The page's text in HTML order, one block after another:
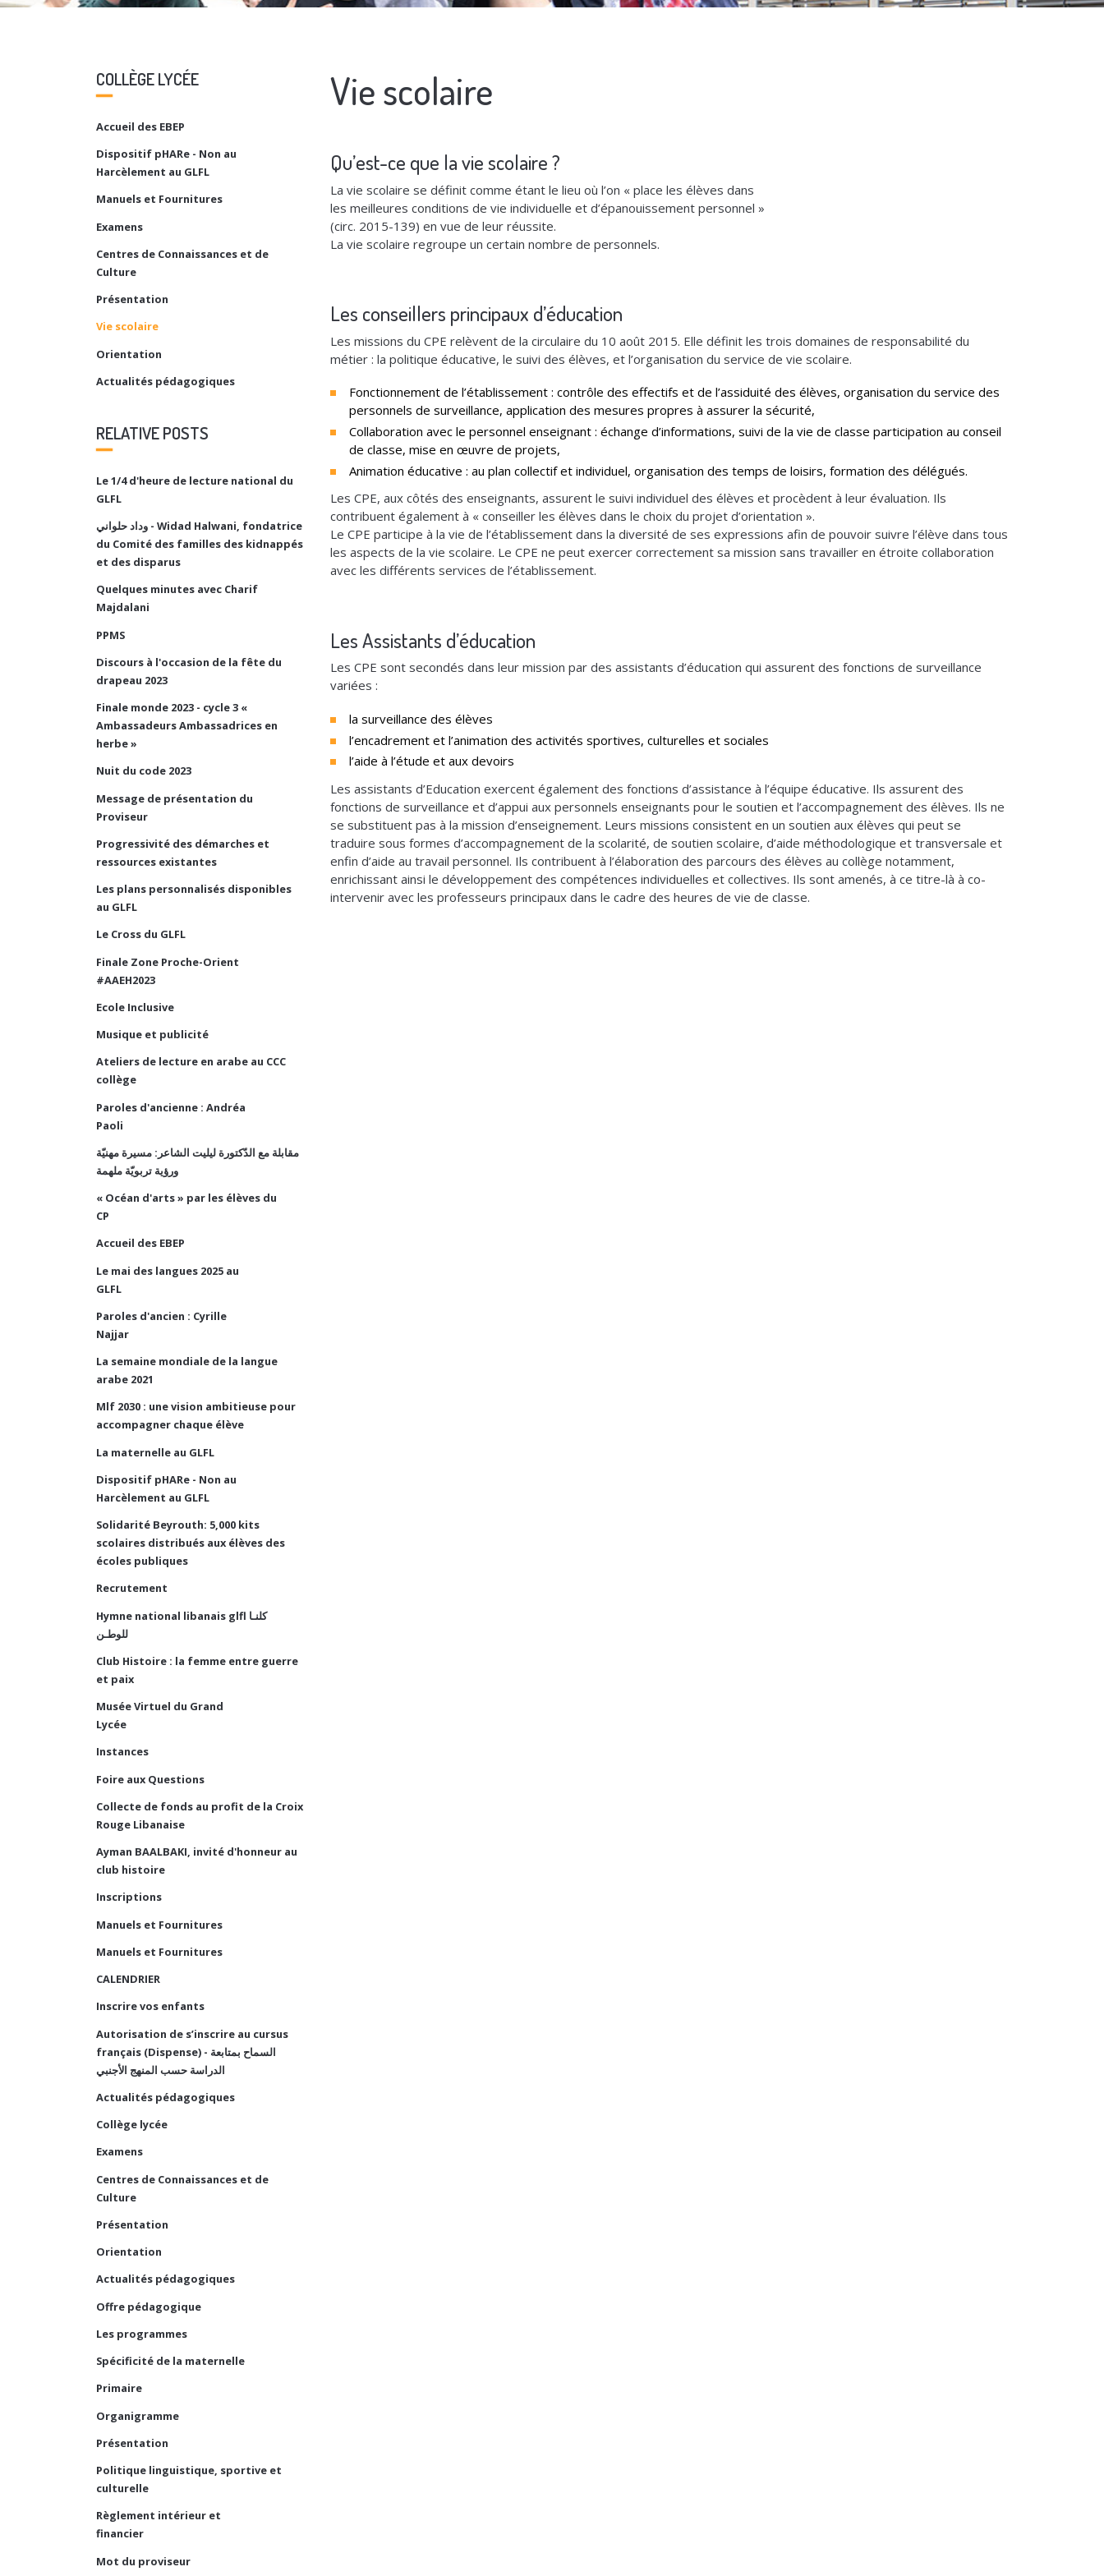
COLLÈGE LYCÉE
Accueil des EBEP
Dispositif pHARe - Non au
Harcèlement au GLFL
Manuels et Fournitures
Examens
Centres de Connaissances et de
Culture
Présentation
Vie scolaire
Orientation
Actualités pédagogiques
RELATIVE POSTS
Le 1/4 d'heure de lecture national du
GLFL
وداد حلواني - Widad Halwani, fondatrice
du Comité des familles des kidnappés
et des disparus
Quelques minutes avec Charif
Majdalani
PPMS
Discours à l'occasion de la fête du
drapeau 2023
Finale monde 2023 - cycle 3 «
Ambassadeurs Ambassadrices en
herbe »
Nuit du code 2023
Message de présentation du
Proviseur
Progressivité des démarches et
ressources existantes
Les plans personnalisés disponibles
au GLFL
Le Cross du GLFL
Finale Zone Proche-Orient
#AAEH2023
Ecole Inclusive
Musique et publicité
Ateliers de lecture en arabe au CCC
collège
Paroles d'ancienne : Andréa
Paoli
مقابلة مع الدّكتورة ليليت الشاعر: مسيرة مهنيّة
ورؤية تربويّة ملهمة
« Océan d'arts » par les élèves du
CP
Accueil des EBEP
Le mai des langues 2025 au
GLFL
Paroles d'ancien : Cyrille
Najjar
La semaine mondiale de la langue
arabe 2021
Mlf 2030 : une vision ambitieuse pour
accompagner chaque élève
La maternelle au GLFL
Dispositif pHARe - Non au
Harcèlement au GLFL
Solidarité Beyrouth: 5,000 kits
scolaires distribués aux élèves des
écoles publiques
Recrutement
Hymne national libanais glfl كلنـا
للوطـن
Club Histoire : la femme entre guerre
et paix
Musée Virtuel du Grand
Lycée
Instances
Foire aux Questions
Collecte de fonds au profit de la Croix
Rouge Libanaise
Ayman BAALBAKI, invité d'honneur au
club histoire
Inscriptions
Manuels et Fournitures
Manuels et Fournitures
CALENDRIER
Inscrire vos enfants
Autorisation de s’inscrire au cursus
français (Dispense) - السماح بمتابعة
الدراسة حسب المنهج الأجنبي
Actualités pédagogiques
Collège lycée
Examens
Centres de Connaissances et de
Culture
Présentation
Orientation
Actualités pédagogiques
Offre pédagogique
Les programmes
Spécificité de la maternelle
Primaire
Organigramme
Présentation
Politique linguistique, sportive et
culturelle
Règlement intérieur et
financier
Mot du proviseur
Vie scolaire
Qu’est-ce que la vie scolaire ?
La vie scolaire se définit comme étant le lieu où l’on « place les élèves dans
les meilleures conditions de vie individuelle et d’épanouissement personnel »
(circ. 2015-139) en vue de leur réussite.
La vie scolaire regroupe un certain nombre de personnels.
Les conseillers principaux d’éducation
Les missions du CPE relèvent de la circulaire du 10 août 2015. Elle définit les trois domaines de responsabilité du
métier : la politique éducative, le suivi des élèves, et l’organisation du service de vie scolaire.
Fonctionnement de l’établissement : contrôle des effectifs et de l’assiduité des élèves, organisation du service des
personnels de surveillance, application des mesures propres à assurer la sécurité,
Collaboration avec le personnel enseignant : échange d’informations, suivi de la vie de classe participation au conseil
de classe, mise en œuvre de projets,
Animation éducative : au plan collectif et individuel, organisation des temps de loisirs, formation des délégués.
Les CPE, aux côtés des enseignants, assurent le suivi individuel des élèves et procèdent à leur évaluation. Ils
contribuent également à « conseiller les élèves dans le choix du projet d’orientation ».
Le CPE participe à la vie de l’établissement dans la diversité de ses expressions afin de pouvoir suivre l’élève dans tous
les aspects de la vie scolaire. Le CPE ne peut exercer correctement sa mission sans travailler en étroite collaboration
avec les différents services de l’établissement.
Les Assistants d’éducation
Les CPE sont secondés dans leur mission par des assistants d’éducation qui assurent des fonctions de surveillance
variées :
la surveillance des élèves
l’encadrement et l’animation des activités sportives, culturelles et sociales
l’aide à l’étude et aux devoirs
Les assistants d’Education exercent également des fonctions d’assistance à l’équipe éducative. Ils assurent des
fonctions de surveillance et d’appui aux personnels enseignants pour le soutien et l’accompagnement des élèves. Ils ne
se substituent pas à la mission d’enseignement. Leurs missions consistent en un soutien aux élèves qui peut se
traduire sous formes d’accompagnement de la scolarité, de soutien scolaire, d’aide méthodologique et transversale et
enfin d’aide au travail personnel. Ils contribuent à l’élaboration des parcours des élèves au collège notamment,
enrichissant ainsi le développement des compétences individuelles et collectives. Ils sont amenés, à ce titre-là à co-
intervenir avec les professeurs principaux dans le cadre des heures de vie de classe.